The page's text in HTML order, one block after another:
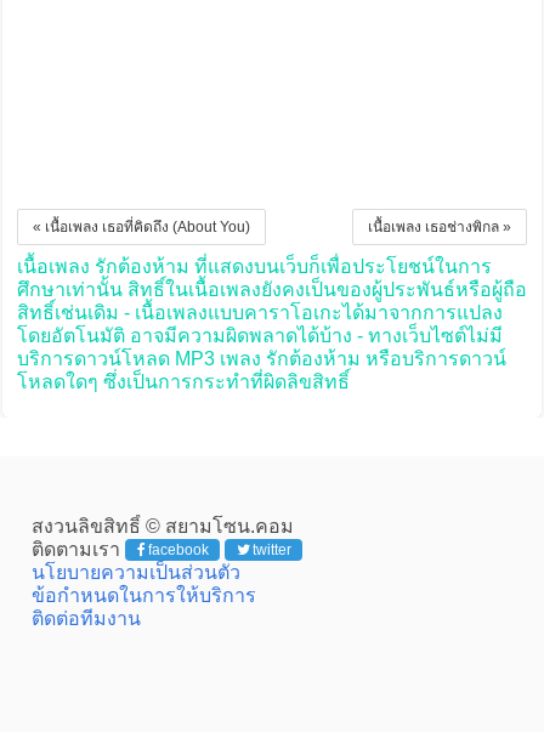
เนื้อเพลง เธอช่างพิกล »
« เนื้อเพลง เธอที่คิดถึง (About You)
เนื้อเพลง รักต้องห้าม ที่แสดงบนเว็บก็เพื่อประโยชน์ในการ
ศึกษาเท่านั้น สิทธิ์ในเนื้อเพลงยังคงเป็นของผู้ประพันธ์หรือผู้ถือ
สิทธิ์เช่นเดิม - เนื้อเพลงแบบคาราโอเกะได้มาจากการแปลง
โดยอัตโนมัติ อาจมีความผิดพลาดได้บ้าง - ทางเว็บไซต์ไม่มี
บริการดาวน์โหลด MP3 เพลง รักต้องห้าม หรือบริการดาวน์
โหลดใดๆ ซึ่งเป็นการกระทำที่ผิดลิขสิทธิ์
สงวนลิขสิทธิ์ © สยามโซน.คอม
ติดตามเรา
facebook twitter
นโยบายความเป็นส่วนตัว
ข้อกำหนดในการให้บริการ
ติดต่อทีมงาน